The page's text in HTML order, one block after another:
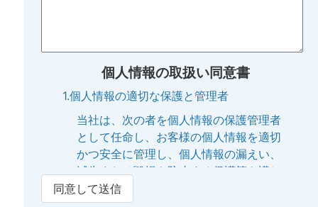
個人情報の取扱い同意書
1.個人情報の適切な保護と管理者
当社は、次の者を個人情報の保護管理者
として任命し、お客様の個人情報を適切
かつ安全に管理し、個人情報の漏えい、
滅失または毀損を防止する保護策を講じ
ています。
同意して送信